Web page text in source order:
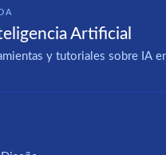
Artificial
y tutoriales sobre IA